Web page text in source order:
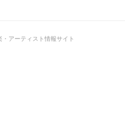
アーティスト情報サイト